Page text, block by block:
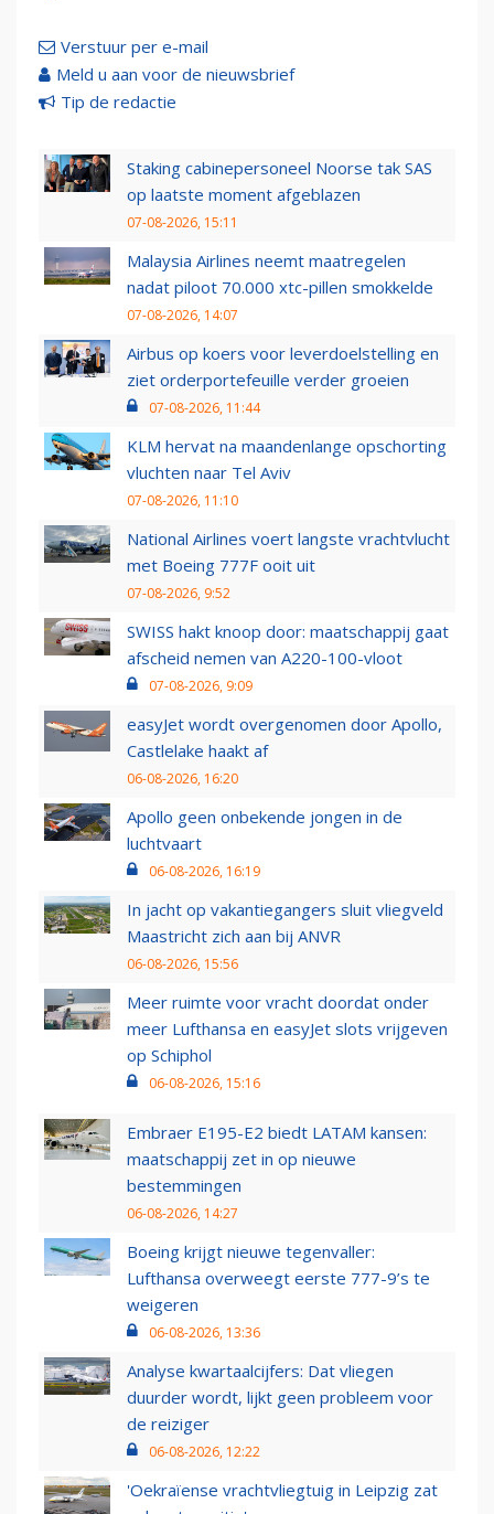
Verstuur per e-mail
Meld u aan voor de nieuwsbrief
Tip de redactie
Staking cabinepersoneel Noorse tak SAS
op laatste moment afgeblazen
07-08-2026, 15:11
Malaysia Airlines neemt maatregelen
nadat piloot 70.000 xtc-pillen smokkelde
07-08-2026, 14:07
Airbus op koers voor leverdoelstelling en
ziet orderportefeuille verder groeien
07-08-2026, 11:44
KLM hervat na maandenlange opschorting
vluchten naar Tel Aviv
07-08-2026, 11:10
National Airlines voert langste vrachtvlucht
met Boeing 777F ooit uit
07-08-2026, 9:52
SWISS hakt knoop door: maatschappij gaat
afscheid nemen van A220-100-vloot
07-08-2026, 9:09
easyJet wordt overgenomen door Apollo,
Castlelake haakt af
06-08-2026, 16:20
Apollo geen onbekende jongen in de
luchtvaart
06-08-2026, 16:19
In jacht op vakantiegangers sluit vliegveld
Maastricht zich aan bij ANVR
06-08-2026, 15:56
Meer ruimte voor vracht doordat onder
meer Lufthansa en easyJet slots vrijgeven
op Schiphol
06-08-2026, 15:16
Embraer E195-E2 biedt LATAM kansen:
maatschappij zet in op nieuwe
bestemmingen
06-08-2026, 14:27
Boeing krijgt nieuwe tegenvaller:
Lufthansa overweegt eerste 777-9’s te
weigeren
06-08-2026, 13:36
Analyse kwartaalcijfers: Dat vliegen
duurder wordt, lijkt geen probleem voor
de reiziger
06-08-2026, 12:22
'Oekraïense vrachtvliegtuig in Leipzig zat